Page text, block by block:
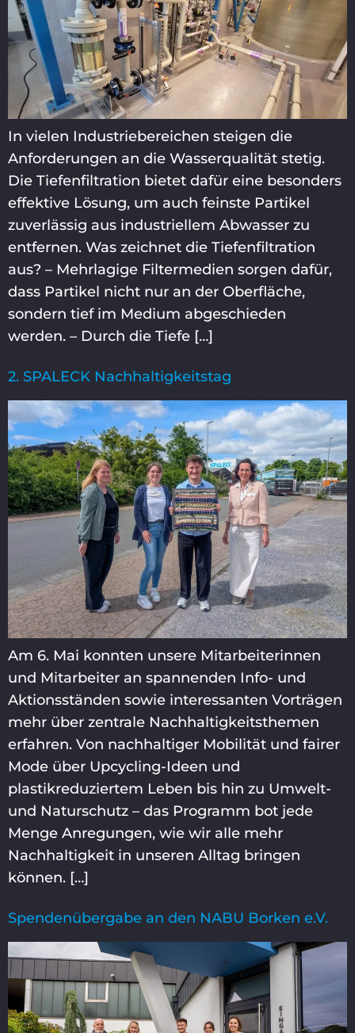
In vielen Industriebereichen steigen die
Anforderungen an die Wasserqualität stetig.
Die Tiefenfiltration bietet dafür eine besonders
effektive Lösung, um auch feinste Partikel
zuverlässig aus industriellem Abwasser zu
entfernen. Was zeichnet die Tiefenfiltration
aus? – Mehrlagige Filtermedien sorgen dafür,
dass Partikel nicht nur an der Oberfläche,
sondern tief im Medium abgeschieden
werden. – Durch die Tiefe […]
2. SPALECK Nachhaltigkeitstag
Am 6. Mai konnten unsere Mitarbeiterinnen
und Mitarbeiter an spannenden Info- und
Aktionsständen sowie interessanten Vorträgen
mehr über zentrale Nachhaltigkeitsthemen
erfahren. Von nachhaltiger Mobilität und fairer
Mode über Upcycling-Ideen und
plastikreduziertem Leben bis hin zu Umwelt-
und Naturschutz – das Programm bot jede
Menge Anregungen, wie wir alle mehr
Nachhaltigkeit in unseren Alltag bringen
können. […]
Spendenübergabe an den NABU Borken e.V.